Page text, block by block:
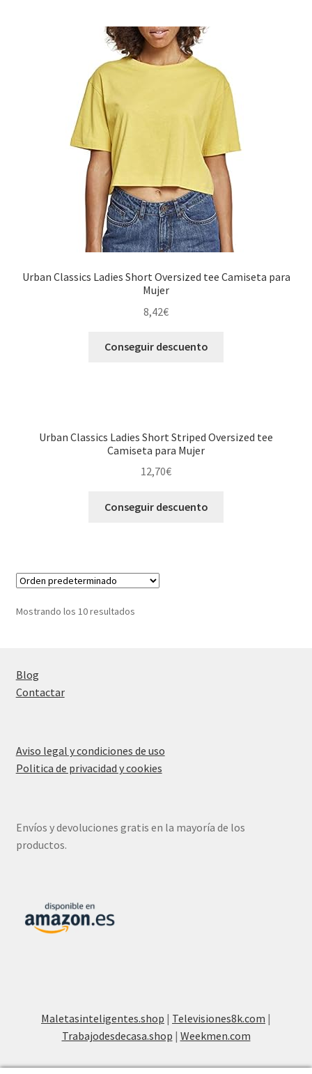
Urban Classics Ladies Short Oversized tee Camiseta para
Mujer
8,42€
Conseguir descuento
Urban Classics Ladies Short Striped Oversized tee
Camiseta para Mujer
12,70€
Conseguir descuento
Mostrando los 10 resultados
Blog
Contactar
Aviso legal y condiciones de uso
Politica de privacidad y cookies
Envíos y devoluciones gratis en la mayoría de los
productos.
Maletasinteligentes.shop | Televisiones8k.com |
Trabajodesdecasa.shop | Weekmen.com